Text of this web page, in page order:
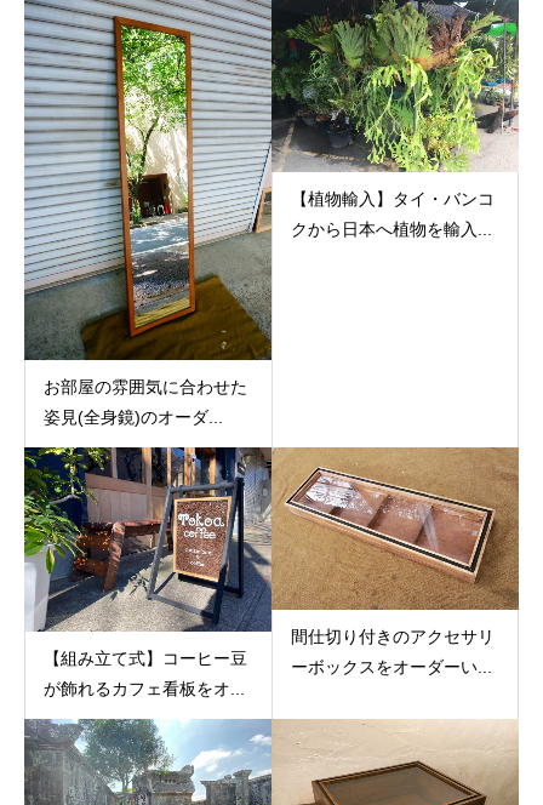
お部屋の雰囲気に合わせた
姿見(全身鏡)のオーダ...
【植物輸入】タイ・バンコ
クから日本へ植物を輸入...
【組み立て式】コーヒー豆
が飾れるカフェ看板をオ...
間仕切り付きのアクセサリ
ーボックスをオーダーい...